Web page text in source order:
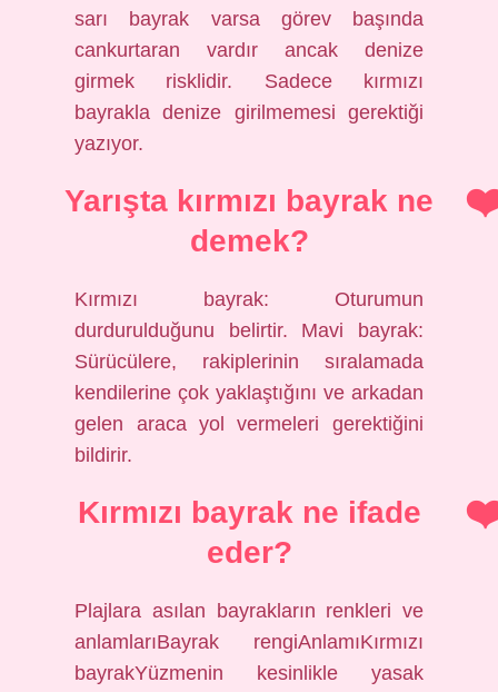
sarı bayrak varsa görev başında
cankurtaran vardır ancak denize
girmek risklidir. Sadece kırmızı
bayrakla denize girilmemesi gerektiği
yazıyor.
Yarışta kırmızı bayrak ne
demek?
Kırmızı bayrak: Oturumun
durdurulduğunu belirtir. Mavi bayrak:
Sürücülere, rakiplerinin sıralamada
kendilerine çok yaklaştığını ve arkadan
gelen araca yol vermeleri gerektiğini
bildirir.
Kırmızı bayrak ne ifade
eder?
Plajlara asılan bayrakların renkleri ve
anlamlarıBayrak rengiAnlamıKırmızı
bayrakYüzmenin kesinlikle yasak